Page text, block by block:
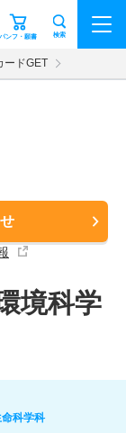
パンフ・願書 検索
ードGET
境科学
科学科